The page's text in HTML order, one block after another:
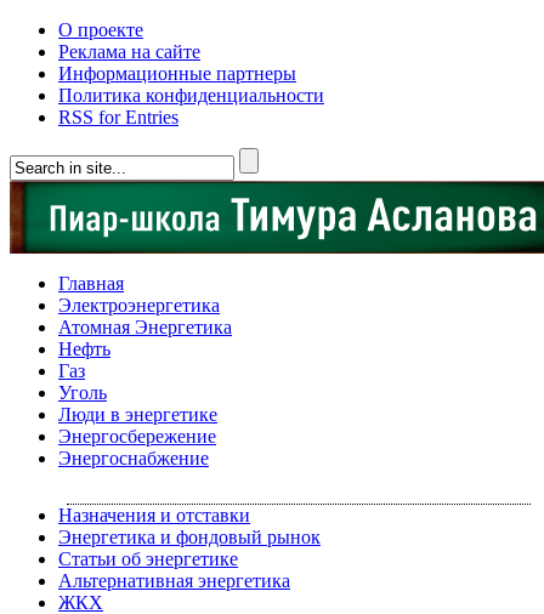
О проекте
Реклама на сайте
Информационные партнеры
Политика конфиденциальности
RSS for Entries
Главная
Электроэнергетика
Атомная Энергетика
Нефть
Газ
Уголь
Люди в энергетике
Энергосбережение
Энергоснабжение
Назначения и отставки
Энергетика и фондовый рынок
Статьи об энергетике
Альтернативная энергетика
ЖКХ